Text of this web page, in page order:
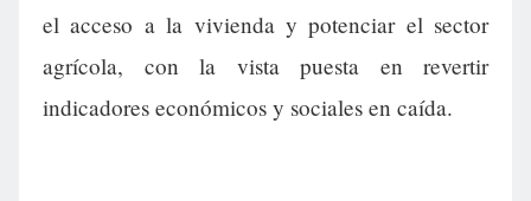
el acceso a la vivienda y potenciar el sector
agrícola, con la vista puesta en revertir
indicadores económicos y sociales en caída.